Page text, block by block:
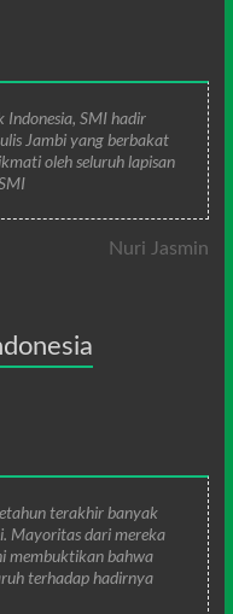
Indonesia, SMI hadir
Jambi yang berbakat
oleh seluruh lapisan
Nuri Jasmin
terakhir banyak
Mayoritas dari mereka
membuktikan bahwa
terhadap hadirnya